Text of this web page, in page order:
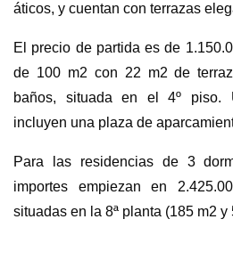
áticos, y cuentan con terrazas
El precio de partida es de
de 100 m2 con 22 m2 de
baños, situada en el 4º piso.
incluyen una plaza de
Para las residencias de 3
importes empiezan en
situadas en la 8ª planta (185 m2 y